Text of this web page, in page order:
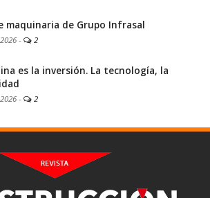
maquinaria de Grupo Infrasal
- 2
es la inversión. La tecnología, la
- 2